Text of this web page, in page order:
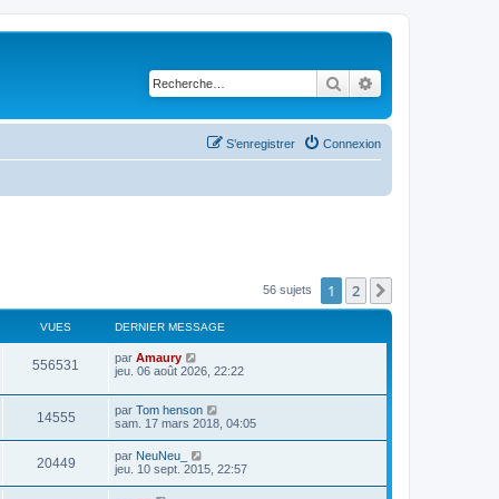
Rechercher
Connexion
S’enregistrer
56 sujets 1 2
VUES DERNIER MESSAGE
556531
u
D
e
n
i
e
e
s
s
par Amaury
jeu. 06 août 2026, 22:22
14555V
u
D
e
i
e
r
par Tom henson
sam. 17 mars 2018, 04:05
20449V
u
D
e
par NeuNeu_
jeu. 10 sept. 2015, 22:57